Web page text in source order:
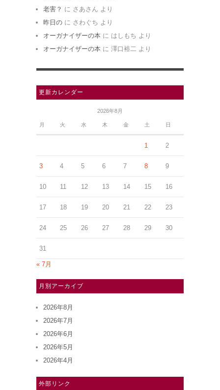
老害？ に さあさん より
昨日の に さわぐち より
オーガナイザーの本 に はしもち より
オーガナイザーの本 に 澤口裕二 より
更新カレンダー
2026年8月
月 火 水 木 金 土 日
1 2
3 4 5 6 7 8 9
10 11 12 13 14 15 16
17 18 19 20 21 22 23
24 25 26 27 28 29 30
31
« 7月
月別アーカイブ
2026年8月
2026年7月
2026年6月
2026年5月
2026年4月
外部リンク